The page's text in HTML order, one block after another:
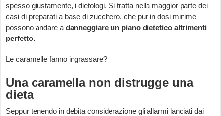
spesso giustamente, i dietologi. Si tratta nella maggior parte dei
casi di preparati a base di zucchero, che pur in dosi minime
possono andare adanneggiare un piano dietetico altrimenti
perfetto.
Le caramelle fanno ingrassare?
Una caramella non distrugge una
dieta
Seppur tenendo in debita considerazione gli allarmi lanciati dai